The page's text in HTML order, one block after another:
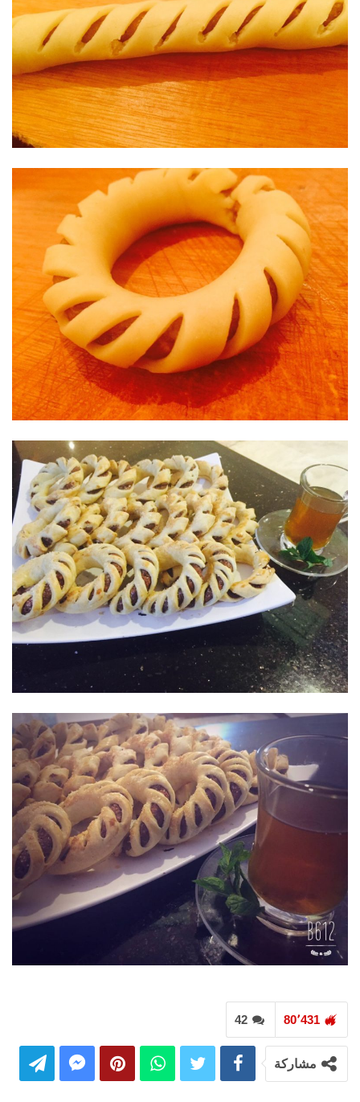
42 80٬431
مشاركة